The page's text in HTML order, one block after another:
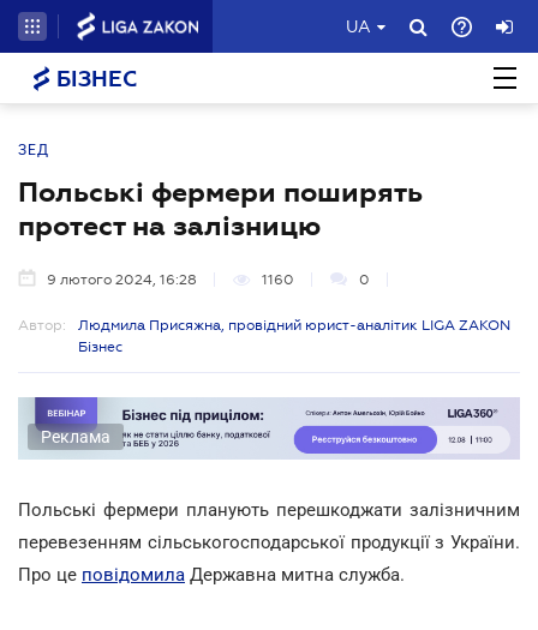
UA
БІЗНЕС
ЗЕД
Польські фермери поширять
протест на залізницю
9 лютого 2024, 16:28 1160 0
Автор:
Людмила Присяжна, провідний юрист-аналітик LIGA ZAKON
Бізнес
Реклама
Польські фермери планують перешкоджати залізничним
перевезенням сільськогосподарської продукції з України.
Про це повідомила Державна митна служба.